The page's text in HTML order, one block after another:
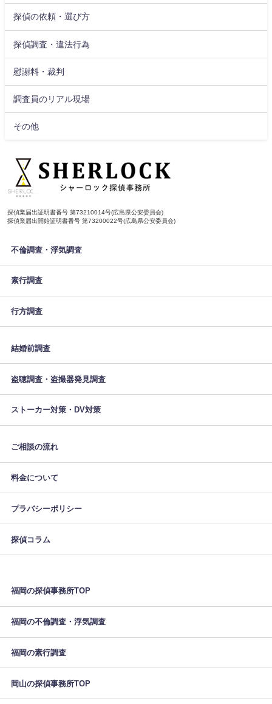
探偵の依頼・選び方
探偵調査・違法行為
慰謝料・裁判
調査員のリアル現場
その他
探偵業届出証明書番号 第73210014号(広島県公安委員会)
探偵業届出開始証明書番号 第73200022号(広島県公安委員会)
不倫調査・浮気調査
素行調査
行方調査
結婚前調査
盗聴調査・盗撮器発見調査
ストーカー対策・DV対策
ご相談の流れ
料金について
プラバシーポリシー
探偵コラム
福岡の探偵事務所TOP
福岡の不倫調査・浮気調査
福岡の素行調査
岡山の探偵事務所TOP